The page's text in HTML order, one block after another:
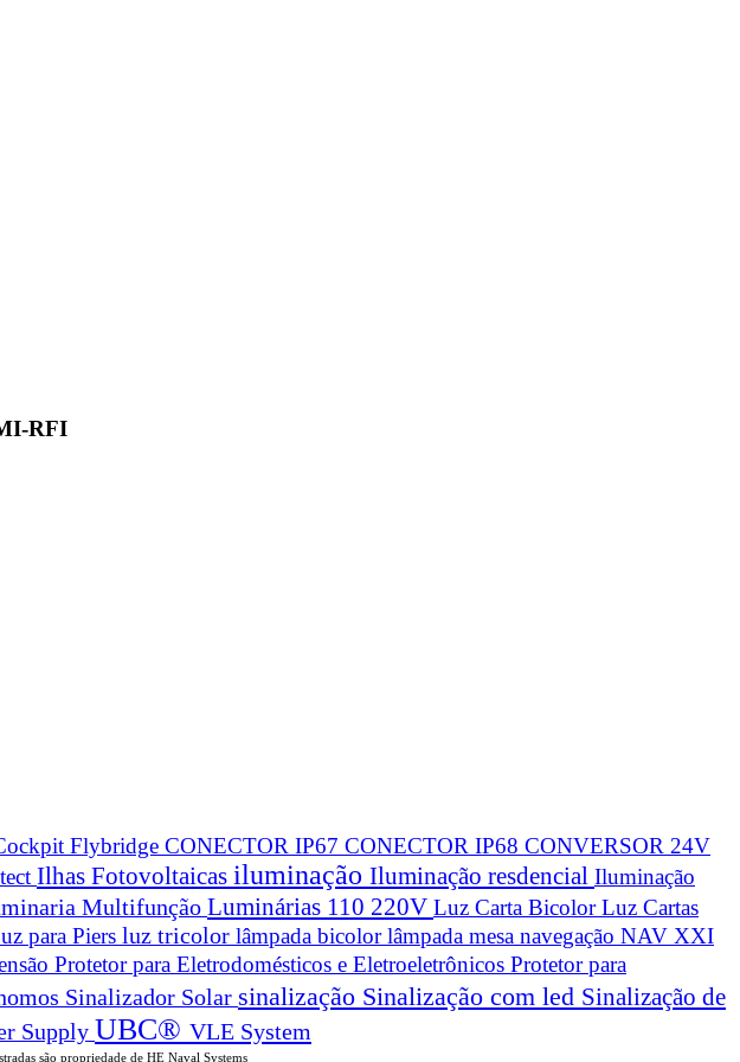
RFI
Flybridge CONECTOR IP67 CONECTOR IP68 CONVERSOR 24V
Ilhas Fotovoltaicas iluminação Iluminação resdencial Iluminação
Multifunção Luminárias 110 220V Luz Carta BicolorLuz Cartas
para Piers luz tricolor lâmpada bicolorlâmpada mesa navegação NAV XXI
Protetor para Eletrodomésticos e Eletroeletrônicos Protetor para
Sinalizador Solar sinalização Sinalização com led Sinalização de
Supply UBC® VLE System
são propriedade de HE Naval Systems